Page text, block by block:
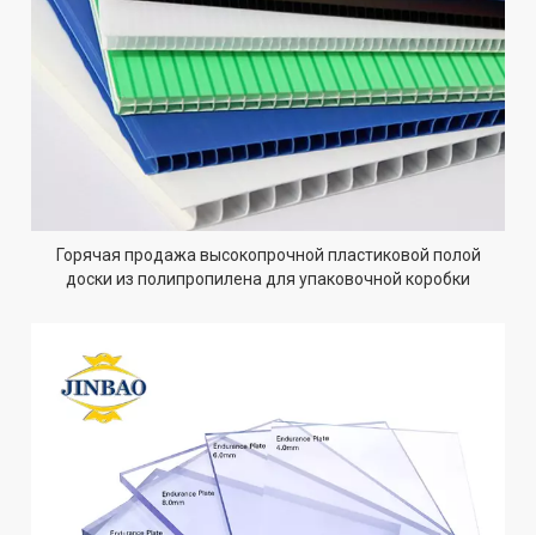
Горячая продажа высокопрочной пластиковой полой
доски из полипропилена для упаковочной коробки